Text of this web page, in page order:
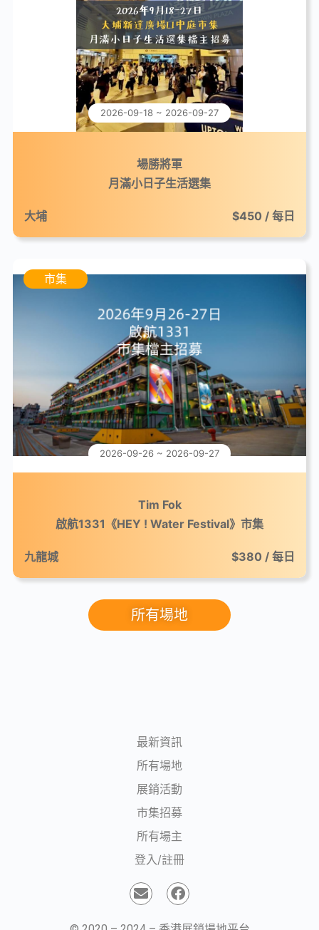
2026-09-18 ~ 2026-09-27
場勝將軍
月滿小日子生活選集
大埔 $450 / 每日
市集
2026-09-26 ~ 2026-09-27
Tim Fok
啟航1331《HEY ! Water Festival》市集
九龍城 $380 / 每日
所有場地
最新資訊
所有場地
展銷活動
市集招募
所有場主
登入/註冊